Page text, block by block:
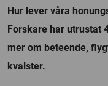
Hur lever våra
Forskare har utrustat
mer om beteende,
kvalster.